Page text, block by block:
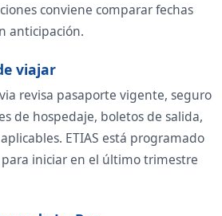
conviene comparar fechas
anticipación.
viajar
revisa pasaporte vigente, seguro
de hospedaje, boletos de salida,
ETIAS está programado
iniciar en el último trimestre